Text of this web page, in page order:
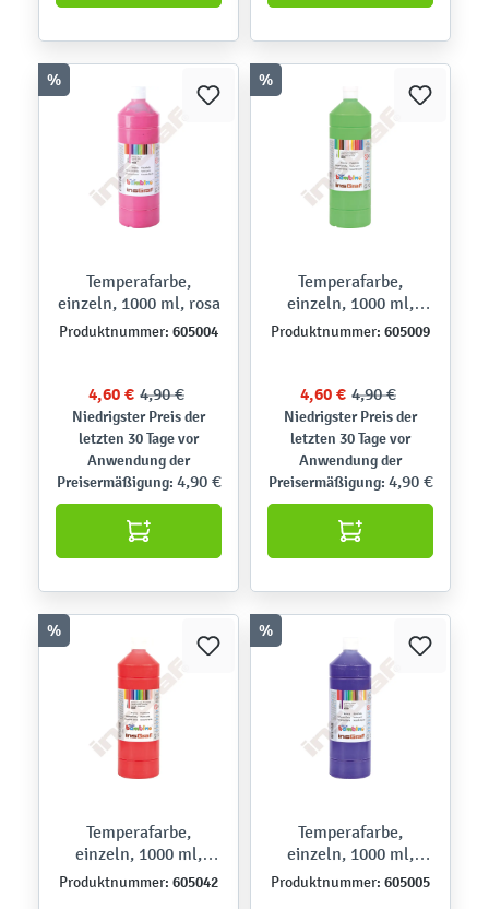
%
Temperafarbe,
einzeln, 1000 ml, rosa
Produktnummer: 605004
4,60 € 4,90 €
Niedrigster Preis der
letzten 30 Tage vor
Anwendung der
Preisermäßigung: 4,90 €
%
Temperafarbe,
einzeln, 1000 ml,
hellgrün
Produktnummer: 605009
4,60 € 4,90 €
Niedrigster Preis der
letzten 30 Tage vor
Anwendung der
Preisermäßigung: 4,90 €
%
Temperafarbe,
einzeln, 1000 ml,
dunkelrot
Produktnummer: 605042
%
Temperafarbe,
einzeln, 1000 ml,
violett
Produktnummer: 605005